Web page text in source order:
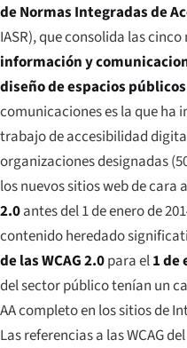
de Normas Integradas de
IASR), que consolida las
información y
diseño de espacios públicos
comunicaciones es la que ha
trabajo de accesibilidad
organizaciones designadas
los nuevos sitios web de cara
2.0antes del 1 de enero de
contenido heredado
de las WCAG 2.0para el1 de
del sector público tenían un
AA completo en los sitios de
Las referencias a las WCAG